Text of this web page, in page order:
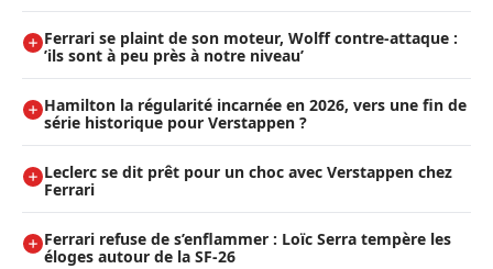
Ferrari se plaint de son moteur, Wolff contre-attaque :
’ils sont à peu près à notre niveau’
Hamilton la régularité incarnée en 2026, vers une fin de
série historique pour Verstappen ?
Leclerc se dit prêt pour un choc avec Verstappen chez
Ferrari
Ferrari refuse de s’enflammer : Loïc Serra tempère les
éloges autour de la SF-26